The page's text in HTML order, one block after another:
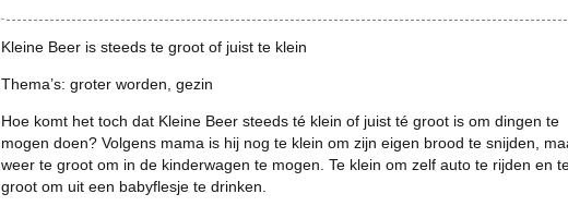
Kleine Beer is steeds te groot of juist te klein
Thema’s: groter worden, gezin
Hoe komt het toch dat Kleine Beer steeds té klein of juist té groot is om dingen te
mogen doen? Volgens mama is hij nog te klein om zijn eigen brood te snijden,
weer te groot om in de kinderwagen te mogen. Te klein om zelf auto te rijden en
groot om uit een babyflesje te drinken.